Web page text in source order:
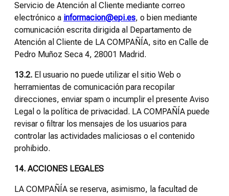
Servicio de Atención al Cliente mediante correo
electrónico a informacion@epi.es, o bien mediante
comunicación escrita dirigida al Departamento de
Atención al Cliente de LA COMPAÑÍA, sito en Calle de
Pedro Muñoz Seca 4, 28001 Madrid.
13.2. El usuario no puede utilizar el sitio Web o
herramientas de comunicación para recopilar
direcciones, enviar spam o incumplir el presente Aviso
Legal o la política de privacidad. LA COMPAÑÍA puede
revisar o filtrar los mensajes de los usuarios para
controlar las actividades maliciosas o el contenido
prohibido.
14. ACCIONES LEGALES
LA COMPAÑÍA se reserva, asimismo, la facultad de